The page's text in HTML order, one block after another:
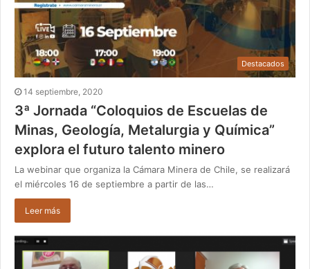
Destacados
14 septiembre, 2020
3ª Jornada “Coloquios de Escuelas de
Minas, Geología, Metalurgia y Química”
explora el futuro talento minero
La webinar que organiza la Cámara Minera de Chile, se realizará
el miércoles 16 de septiembre a partir de las…
Leer más